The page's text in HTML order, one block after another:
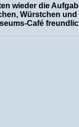
wieder die
Würstchen
Café